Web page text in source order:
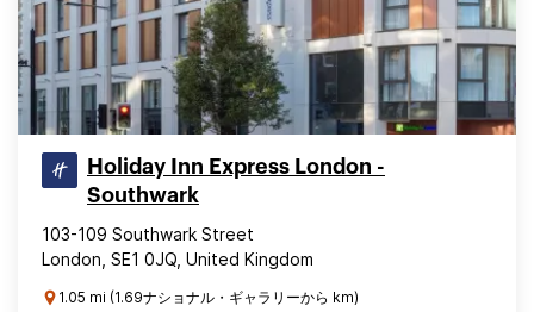
Holiday Inn Express London -
Southwark
103-109 Southwark Street
London, SE1 0JQ, United Kingdom
1.05 mi (1.69ナショナル・ギャラリーから km)